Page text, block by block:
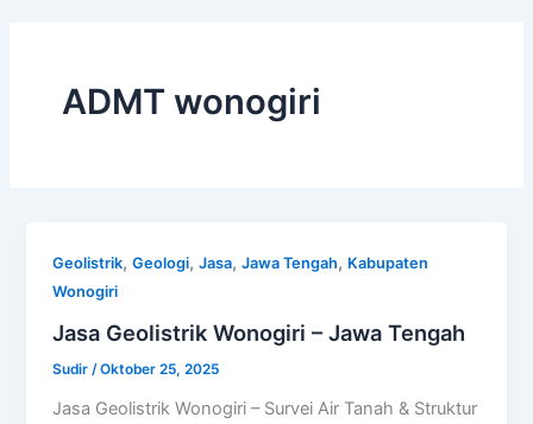
ADMT wonogiri
Geolistrik,Geologi,Jasa,Jawa Tengah, Kabupaten
Wonogiri
Jasa Geolistrik Wonogiri – Jawa Tengah
Sudir /Oktober 25, 2025
Jasa Geolistrik Wonogiri – Survei Air Tanah & Struktur